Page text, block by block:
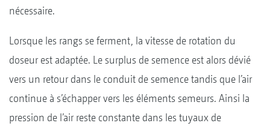
nécessaire.
Lorsque les rangs se ferment, la vitesse de rotation du
doseur est adaptée. Le surplus de semence est alors dévié
vers un retour dans le conduit de semence tandis que l’air
continue à s’échapper vers les éléments semeurs. Ainsi la
pression de l’air reste constante dans les tuyaux de